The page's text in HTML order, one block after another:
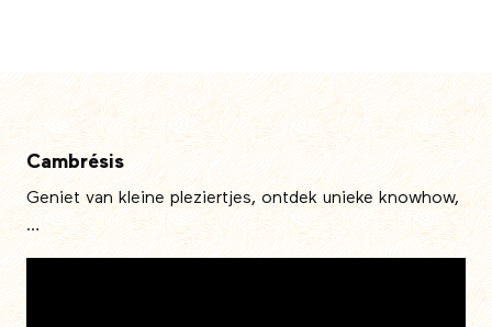
Cambrésis
Geniet van kleine pleziertjes, ontdek unieke knowhow,
…